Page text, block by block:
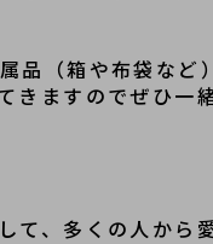
品（箱や布袋な
きますのでぜひ一
て、多くの人か